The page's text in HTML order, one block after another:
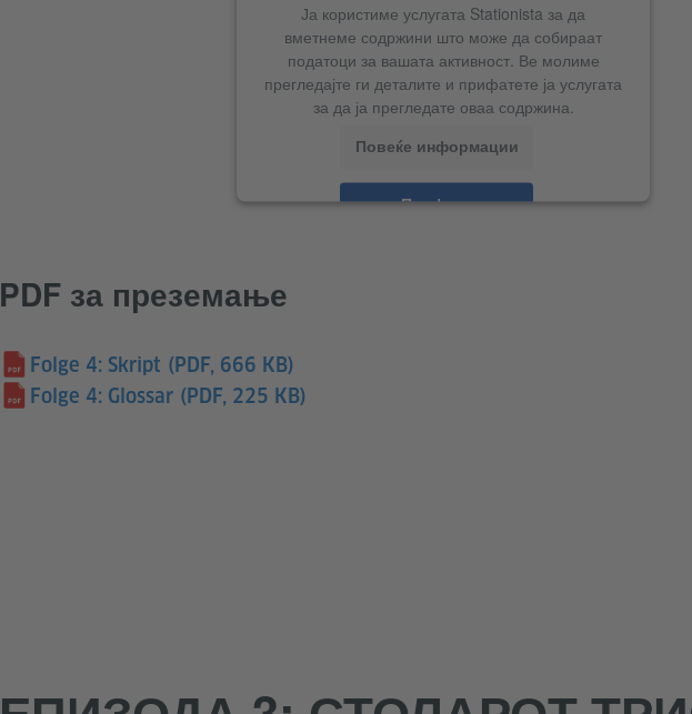
Ја користиме услугата Stationista за да
вметнеме содржини што може да собираат
податоци за вашата активност. Ве молиме
прегледајте ги деталите и прифатете ја услугата
за да ја прегледате оваа содржина.
Повеќе информации
Прифати
PDF за преземање
Folge 4: Skript (PDF, 666 KB)
Folge 4: Glossar (PDF, 225 KB)